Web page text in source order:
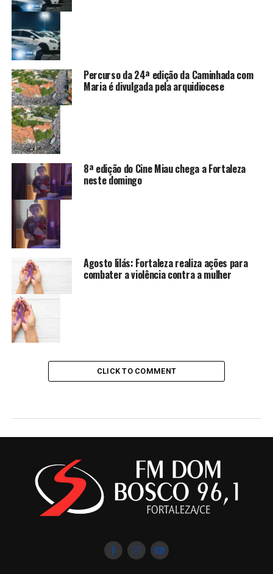
Percurso da 24ª edição da Caminhada com
Maria é divulgada pela arquidiocese
8ª edição do Cine Miau chega a Fortaleza
neste domingo
Agosto lilás: Fortaleza realiza ações para
combater a violência contra a mulher
CLICK TO COMMENT